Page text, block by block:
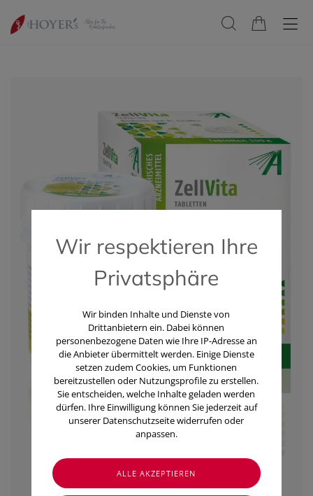
Wir respektieren Ihre
Privatsphäre
Wir binden Inhalte und Dienste von
Drittanbietern ein. Dabei können
personenbezogene Daten wie Ihre IP-Adresse an
die Anbieter übermittelt werden. Einige Dienste
setzen zudem Cookies, um Funktionen
bereitzustellen oder Nutzungsprofile zu erstellen.
Sie entscheiden, welche Inhalte geladen werden
dürfen. Ihre Einwilligung können Sie jederzeit auf
unserer Datenschutzseite widerrufen oder
anpassen.